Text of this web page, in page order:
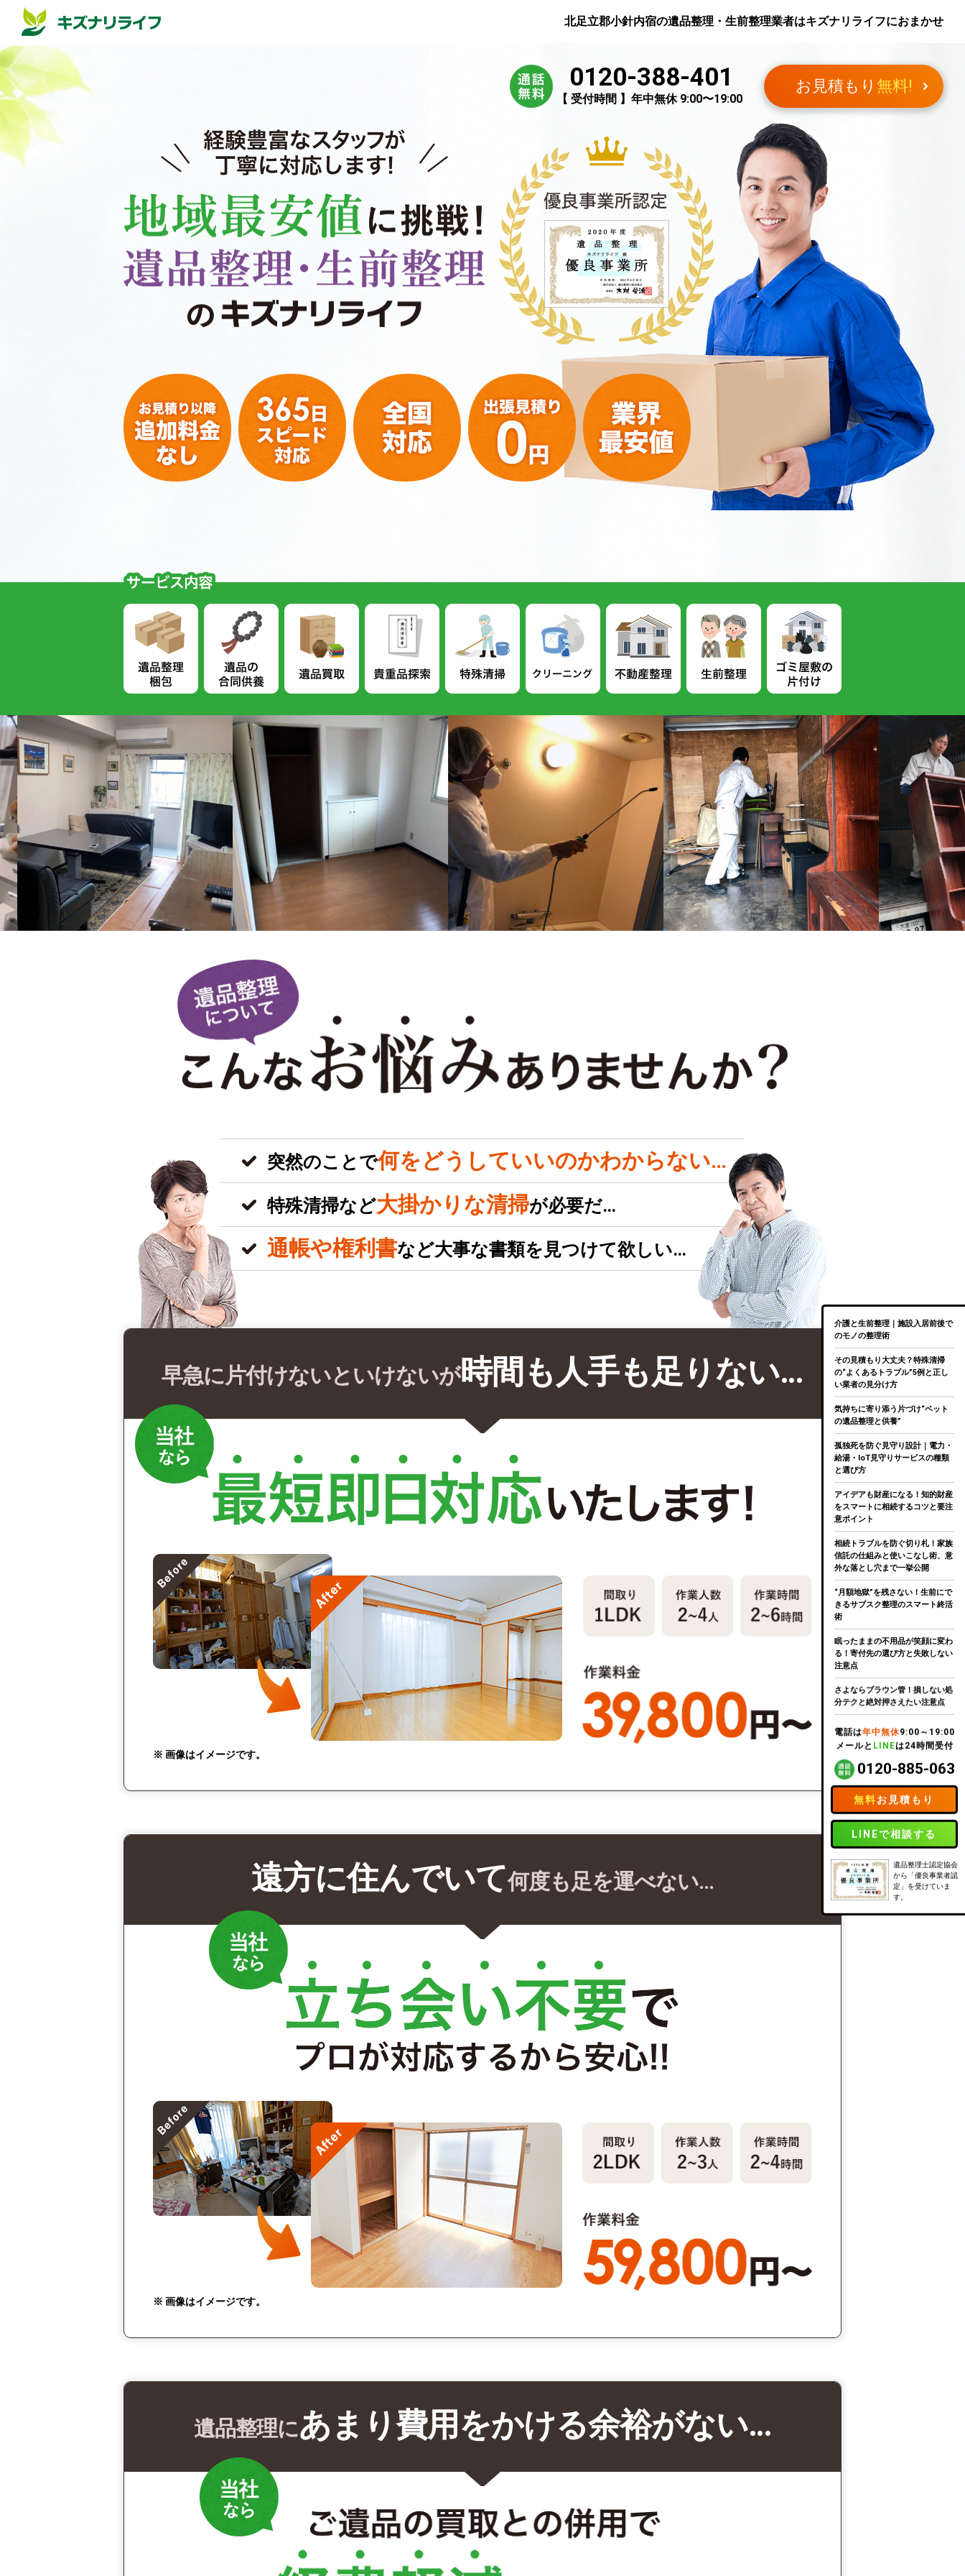
北足立郡小針内宿の遺品整理・生前整理業者はキズナリライフにおまかせ
0120-388-401
【 受付時間 】年中無休 9:00〜19:00
お見積もり 無料!
突然のことで何をどうしていいのかわからない…
特殊清掃など大掛かりな清掃が必要だ…
通帳や権利書など大事な書類を見つけて欲しい…
早急に片付けないといけないが時間も人手も足りない…
※ 画像はイメージです。
遠方に住んでいて何度も足を運べない…
※ 画像はイメージです。
遺品整理にあまり費用をかける余裕がない…
介護と生前整理｜施設入居前後で
のモノの整理術
その見積もり大丈夫？特殊清掃
の“よくあるトラブル”5例と正し
い業者の見分け方
気持ちに寄り添う片づけ“ペット
の遺品整理と供養”
孤独死を防ぐ見守り設計｜電力・
給湯・IoT見守りサービスの種類
と選び方
アイデアも財産になる！知的財産
をスマートに相続するコツと要注
意ポイント
相続トラブルを防ぐ切り札！家族
信託の仕組みと使いこなし術、意
外な落とし穴まで一挙公開
“月額地獄”を残さない！生前にで
きるサブスク整理のスマート終活
術
眠ったままの不用品が笑顔に変わ
る！寄付先の選び方と失敗しない
注意点
さよならブラウン管！損しない処
分テクと絶対押さえたい注意点
電話は年中無休9:00～19:00
メールと LINEは24時間受付
0120-885-063
無料お見積もり
LINEで相談する
遺品整理士認定協会
から「優良事業者認
定」を受けていま
す。